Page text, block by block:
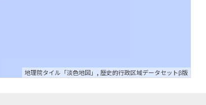
地理院タイル「淡色地図」 , 歴史的行政区域データセットβ版